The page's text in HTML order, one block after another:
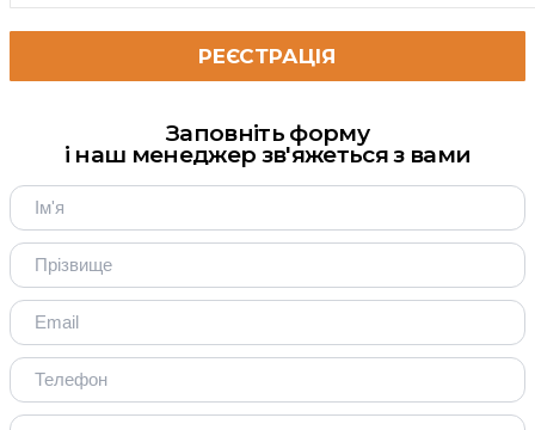
Заповніть форму
і наш менеджер зв'яжеться з вами